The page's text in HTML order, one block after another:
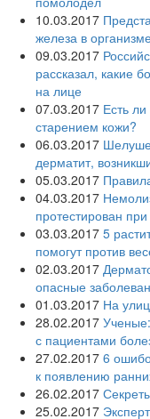
10.03.2017
железа в
09.03.2017
рассказал, какие
на лице
07.03.2017 Есть
старением кожи?
06.03.2017
дерматит,
05.03.2017
04.03.2017
протестирован
03.03.2017 5
помогут против
02.03.2017
опасные
01.03.2017 На
28.02.2017
с пациентами
27.02.2017 6
к появлению
26.02.2017
25.02.2017